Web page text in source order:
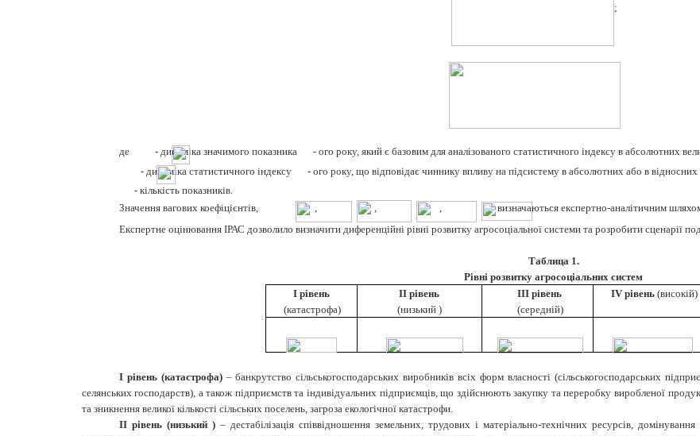
;
де - динаміка значимого показника
- ого року, який є базовим для аналізованого статистичного індексу в абсолютних
- динаміка статистичного індексу
- ого року, що відповідає чиннику впливу на підсистему в абсолютних або в
- кількість показників.
Значення вагових коефіцієнтів,
визначаються експертно-аналітичним
Експертне оцінювання ІРАС дозволило визначити диференційні рівні розвитку агросоціальної системи та розробити сценарії
Таблица 1.
Рівні розвитку агросоціальних систем
І рівень
(катастрофа)
ІІ рівень
(низький )
ІІІ рівень
(середній)
IV рівень (високій)
І рівень (катастрофа)– банкрутство сільськогосподарських виробників всіх форм власності (сільськогосподарських
селянських господарств), а також підприємств та індивідуальних підприємців, що здійснюють закупку та переробку виробленої
та зникнення великої кількості сільських поселень, загроза екологічної катастрофи.
ІІ рівень (низький )– дестабілізація співвідношення земельних, трудових і матеріально-технічних ресурсів,